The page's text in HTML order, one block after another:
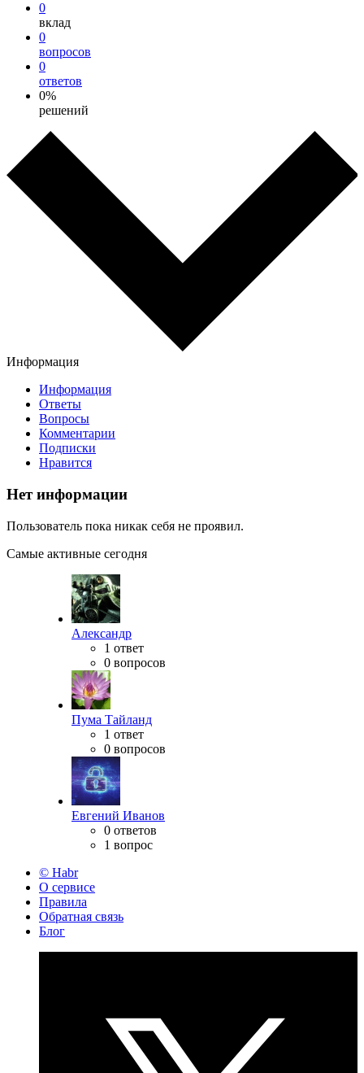
0
вклад
0
вопросов
0
ответов
0%
решений
Информация
Информация
Ответы
Вопросы
Комментарии
Подписки
Нравится
Нет информации
Пользователь пока никак себя не проявил.
Самые активные сегодня
Александр
1 ответ
0 вопросов
Пума Тайланд
1 ответ
0 вопросов
Евгений Иванов
0 ответов
1 вопрос
© Habr
О сервисе
Правила
Обратная связь
Блог